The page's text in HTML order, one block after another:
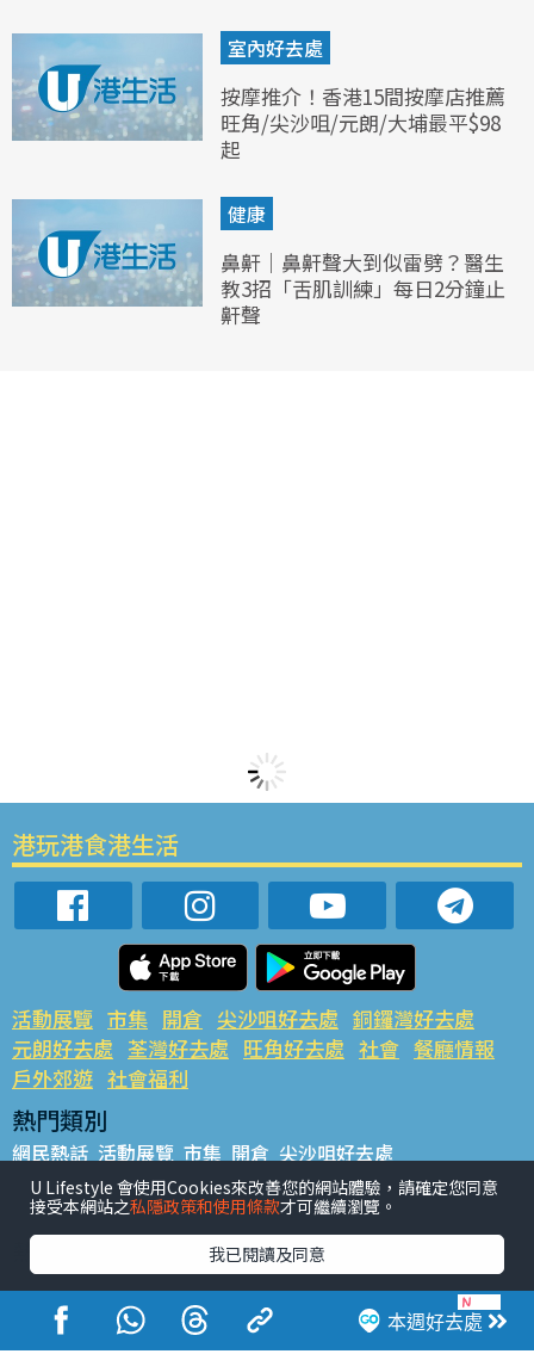
室內好去處
按摩推介！香港15間按摩店推薦
旺角/尖沙咀/元朗/大埔最平$98
起
健康
鼻鼾｜鼻鼾聲大到似雷劈？醫生
教3招「舌肌訓練」每日2分鐘止
鼾聲
本週好去處
港玩港食港生活
活動展覽 市集 開倉 尖沙咀好去處 銅鑼灣好去處
元朗好去處 荃灣好去處 旺角好去處 社會 餐廳情報
戶外郊遊 社會福利
熱門類別
網民熱話 活動展覽 市集 開倉 尖沙咀好去處
銅鑼灣好去處 元朗好去處 荃灣好去處 旺角好去處 社會
餐廳情報 戶外郊遊
熱門標籤
#UGO搵好去處 #人氣活動推介 #美食社群熱話
#親子玩樂好去處
#ULifestyle應用程式
#限時搶
#UJetso禮物放送
#ULifestyle商戶中心 #著數 #網絡熱話
U Lifestyle 會使用Cookies來改善您的網站體驗，請確定您同意
接受本網站之私隱政策和使用條款才可繼續瀏覽。
我已閱讀及同意